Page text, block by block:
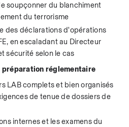
soupçonner du blanchiment
du terrorisme
des déclarations d'opérations
en escaladant au Directeur
sécurité selon le cas
réglementaire
LAB complets et bien organisés
de tenue de dossiers de
internes et les examens du